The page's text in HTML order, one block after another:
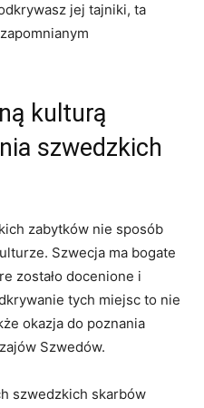
jej tajniki,⁣ ta
​kulturą
szwedzkich
zabytków nie sposób
​Szwecja ma bogate
zostało docenione i
tych miejsc‍ to⁣ nie
okazja do poznania
Szwedów.
szwedzkich skarbów